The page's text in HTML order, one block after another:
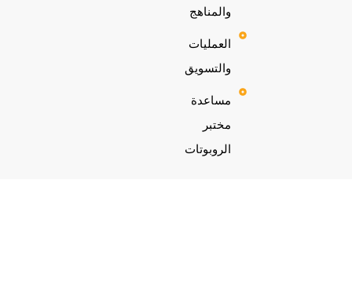
والمناهج
العمليات
والتسويق
مساعدة
مختبر
الروبوتات